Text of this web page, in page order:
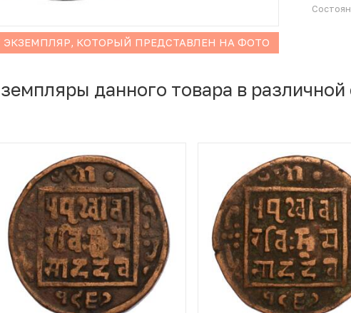
КОТОРЫЙ ПРЕДСТАВЛЕН НА ФОТО
данного товара в различной